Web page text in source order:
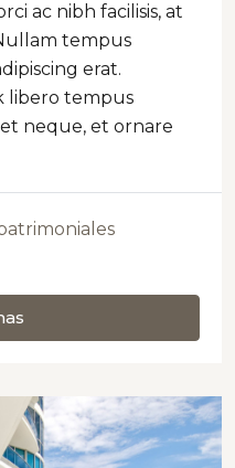
ac nibh facilisis, at
tempus
erat.
libero tempus
neque, et ornare